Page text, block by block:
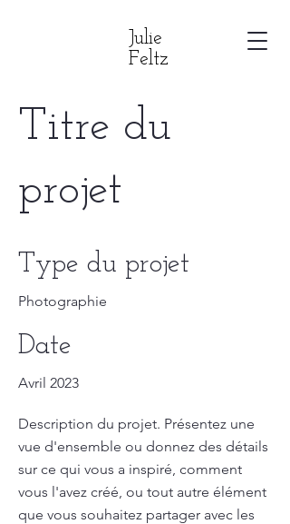
Julie
Feltz
Titre du
projet
Type du projet
Photographie
Date
Avril 2023
Description du projet. Présentez une
vue d'ensemble ou donnez des détails
sur ce qui vous a inspiré, comment
vous l'avez créé, ou tout autre élément
que vous souhaitez partager avec les